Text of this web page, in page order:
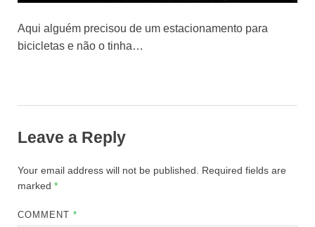
Aqui alguém precisou de um estacionamento para
bicicletas e não o tinha…
Leave a Reply
Your email address will not be published.
Required fields are
marked *
COMMENT*